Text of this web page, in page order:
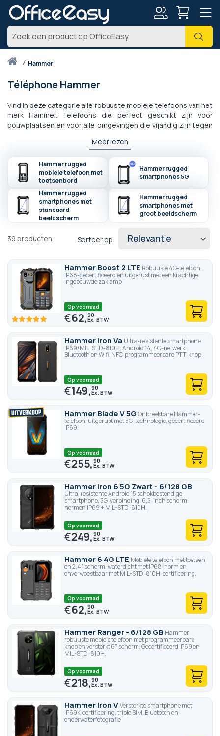
Zoek
Thuishammer
Téléphone Hammer
Vind in deze categorie alle robuuste mobiele telefoons van het
merk Hammer. Telefoons die perfect geschikt zijn voor
bouwplaatsen en voor alle omgevingen die vijandig zijn tegen
terreinen vergezellen. Gecertificeerd volgens IP-normen en
telefoons herkend op de werkplek en bieden ze de
mogelijkheid om vanuit elke omgeving een smartphone te
hebben met toegang tot uw applicaties, zelfs met een paar
handschoenen aan.
Meer lezen
Hammer rugged
mobiele telefoon met
toetsenbord
Hammer rugged
smartphones 5G
Hammer rugged
smartphones met
standaard
beeldscherm
Hammer rugged
smartphones met
groot beeldscherm
39 producten Sorteer op
Hammer Boost 2 LTE Robuuste 4G-telefoon,
IP68-gecertificeerd en uitgerust met een krachtige
ingebouwde zaklamp
100 100
Op voorraad
€62,90
Hammer Iron Va Ultra-resistente smartphone
IP69/MIL-STD-810H, Android 14, 4G-netwerk,
Bluetooth en Wifi, NFC, programmeerbare PTT-knop.
Op voorraad
€149,90
Hammer Blade V 5G Onbreekbare Hammer-
telefoon, uitgerust met 5G-technologie, gecertificeerd
IP69.
Op voorraad
€255,90
Hammer Iron 6 5G Zwart - 6/128 GB
Ultra-resistente Android 15 schokbestendige
smartphone. 5G-verbinding. 6,5-inch scherm,
normen IP69 + MIL-STD-810H.
Op voorraad
€249,90
Hammer 6 4G LTE Mobiele telefoon met toetsen
en 2,4" scherm, waterdicht met IP68-norm en
onverwoestbaar met MIL-STD-810H-certificering.
Op voorraad
€62,90
Hammer Ranger - 6/128 GB Hammer
robuuste mobiele telefoon met programmeerbare
knop en versterkt 6" scherm. Gecertificeerd IP69 en
MIL-STD-810H.
Op voorraad
€218,90
Hammer Iron VVersterkte smartphone met
IP69K-certificering, triple SIM, Bluetooth en
onderwaterfotografie